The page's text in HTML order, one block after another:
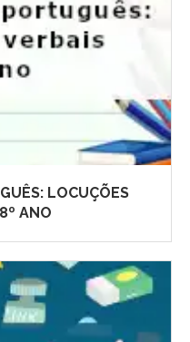
LOCUÇÕES
ANO